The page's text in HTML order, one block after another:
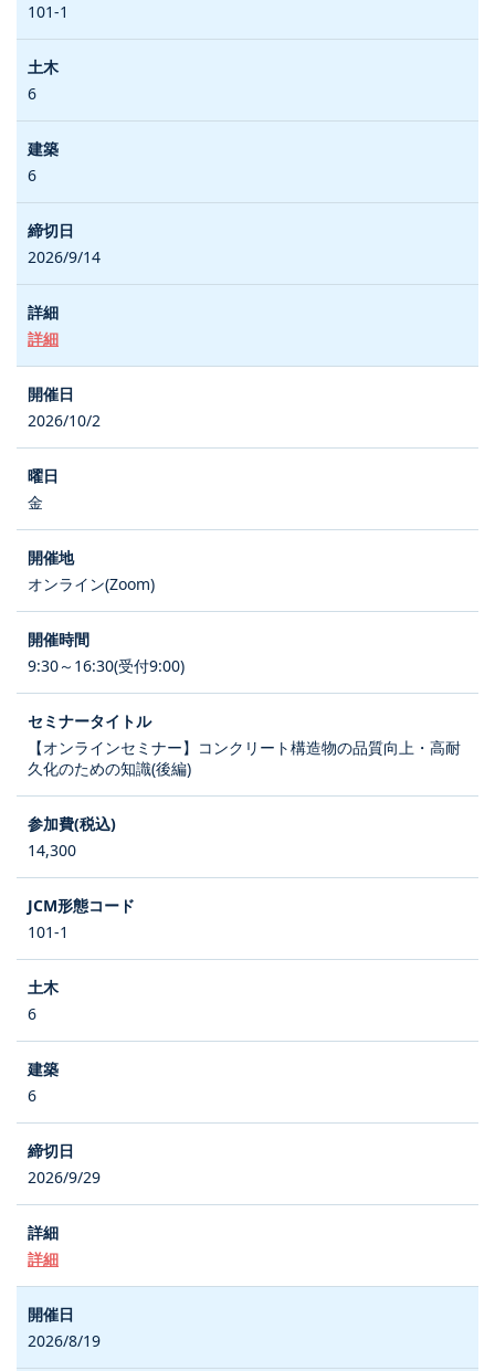
101-1
6
6
2026/9/14
詳細
2026/10/2
金
オンライン(Zoom)
9:30～16:30(受付9:00)
【オンラインセミナー】コンクリート構造物の品質向上・高耐
久化のための知識(後編)
14,300
101-1
6
6
2026/9/29
詳細
2026/8/19